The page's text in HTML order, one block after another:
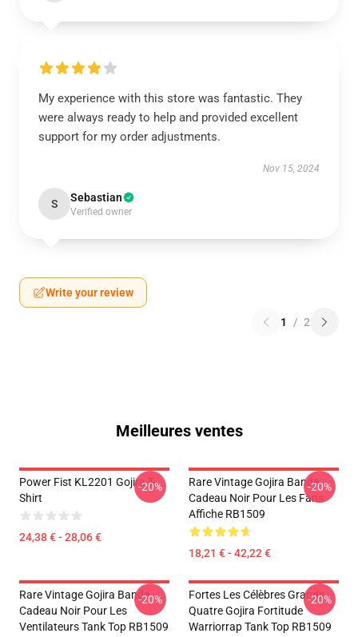
My experience with this store was fantastic. They
were always ready to help and provided excellent
support for my order adjustments.
Nov 15, 2024
S Sebastian
Verified owner
Write your review
1 / 2
Meilleures ventes
Power Fist KL2201 Gojira T-
Shirt
24,38 € - 28,06 €
-20%
Rare Vintage Gojira Bande
Cadeau Noir Pour Les Fans
Affiche RB1509
18,21 € - 42,22 €
-20%
Rare Vintage Gojira Bande
Cadeau Noir Pour Les
Ventilateurs Tank Top RB1509
-20%
Fortes Les Célèbres Grands
Quatre Gojira Fortitude
Warriorrap Tank Top RB1509
-20%